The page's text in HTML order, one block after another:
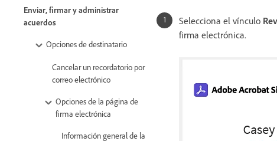
Enviar, firmar y administrar
acuerdos
Opciones de destinatario
Cancelar un recordatorio por
correo electrónico
Opciones de la página de
firma electrónica
Información general de la
Selecciona el vínculo
firma electrónica.